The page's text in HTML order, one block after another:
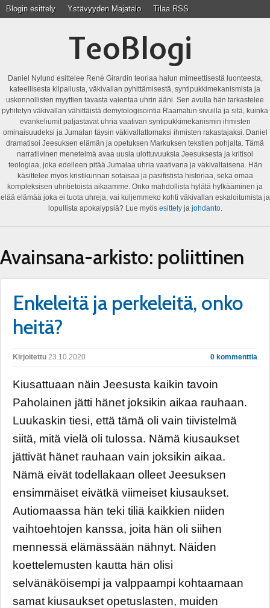
Blogin esittely Ystävyyden Majatalo Tilaa RSS
TeoBlogi
Daniel Nylund esittelee René Girardin teoriaa halun mimeettisestä luonteesta,
kateellisesta kilpailusta, väkivallan pyhittämisestä, syntipukkimekanismista ja
uskonnollisten myyttien tavasta vaientaa uhrin ääni. Sen avulla hän tarkastelee
pyhitetyn väkivallan vähittäistä demytologisointia Raamatun sivuilla ja sitä, kuinka
evankeliumit paljastavat uhria vaativan syntipukkimekanismin ihmisten
ominaisuudeksi ja Jumalan täysin väkivallattomaksi ihmisten rakastajaksi. Daniel
dramatisoi Jeesuksen elämän ja opetuksen Markuksen tekstien pohjalta. Tämä
narratiivinen menetelmä avaa uusia ulottuvuuksia Jeesuksesta ja kritisoi
teologiaa, joka edelleen pitää Jumalaa uhria vaativana ja väkivaltaisena. Hän
käsittelee myös kristikunnan sotaisaa ja pasifistista historiaa, sekä omaa
kompleksisen uhritietoista aikaamme. Onko mahdollista hylätä hylkääminen ja
elää elämää joka ei tuota uhreja, vai kuljemmeko kohti väkivallan eskaloitumista ja
lopullista apokalypsiä? Lue myös esittelyja johdanto.
Avainsana-arkisto: poliittinen
Enkeleitä ja perkeleitä, onko
heitä?
Kirjoitettu 23.10.2020 0 kommenttia
Kiusattuaan näin Jeesusta kaikin tavoin
Paholainen jätti hänet joksikin aikaa rauhaan.
Luukaskin tiesi, että tämä oli vain tiivistelmä
siitä, mitä vielä oli tulossa. Nämä kiusaukset
jättivät hänet rauhaan vain joksikin aikaa.
Nämä eivät todellakaan olleet Jeesuksen
ensimmäiset eivätkä viimeiset kiusaukset.
Autiomaassa hän teki tiliä kaikkien niiden
vaihtoehtojen kanssa, joita hän oli siihen
mennessä elämässään nähnyt. Näiden
koettelemusten kautta hän olisi
selvänäköisempi ja valppaampi kohtaamaan
samat kiusaukset opetuslasten, muiden